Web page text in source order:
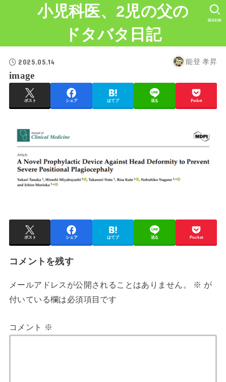
小児科医、2児の父の
ドタバタ日記
SEARCH
2025.05.14 能登 孝昇
image
ポスト シェア はてブ 送る Pocket
ポスト シェア はてブ 送る Pocket
コメントを残す
メールアドレスが公開されることはありません。 ※ が
付いている欄は必須項目です
コメント ※